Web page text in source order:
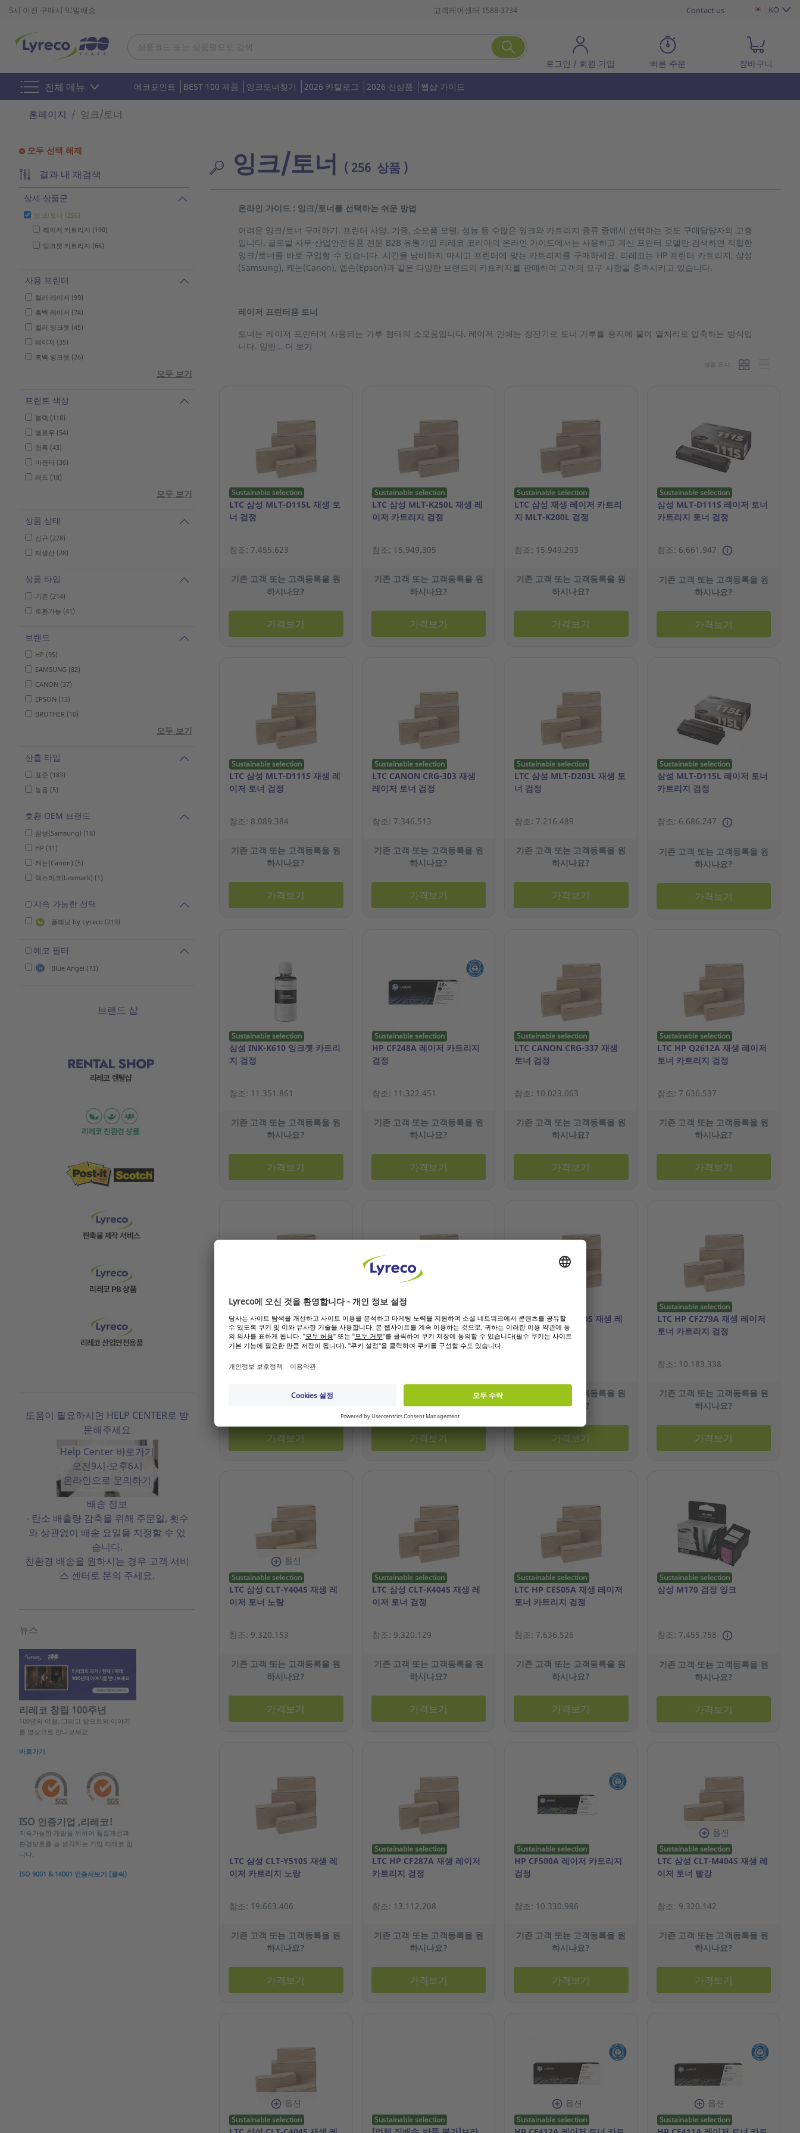
5시 이전 구매시 익일배송 고객케어센터 1588-3734 Contact us KO
로그인 / 회원 가입 빠른 주문 장바구니
전체 메뉴 에코포인트 BEST 100 제품 잉크토너찾기 2026 카탈로그 2026 신상품 웹샵 가이드
홈페이지 잉크/토너
모두 선택 해제
결과 내 재검색
상세 상품군
잉크/토너 (256)
레이저 카트리지 (190)
잉크젯 카트리지 (66)
사용 프린터
컬러 레이저 (99)
흑백 레이저 (74)
컬러 잉크젯 (45)
레이저 (35)
흑백 잉크젯 (26)
모두 보기
프린트 색상
블랙 (118)
옐로우 (54)
청록 (43)
마젠타 (36)
레드 (18)
모두 보기
상품 상태
신규 (228)
재생산 (28)
상품 타입
기존 (214)
호환가능 (41)
브랜드
HP (95)
SAMSUNG (82)
CANON (37)
EPSON (13)
BROTHER (10)
모두 보기
산출 타입
표준 (183)
높음 (5)
호환 OEM 브랜드
삼성(Samsung) (18)
HP (11)
캐논(Canon) (5)
렉스마크(Lexmark) (1)
지속 가능한 선택
플래닛 by Lyreco (219)
에코 필터
Blue Angel (73)
브랜드 샵
도움이 필요하시면 HELP CENTER로 방
문해주세요
Help Center 바로가기
오전9시-오후6시
온라인으로 문의하기
배송 정보
- 탄소 배출량 감축을 위해 주문일, 횟수
와 상관없이 배송 요일을 지정할 수 있
습니다.
친환경 배송을 원하시는 경우 고객 서비
스 센터로 문의 주세요.
뉴스
리레코 창립 100주년
100년의 여정, 그리고 앞으로의 이야기
를 영상으로 만나보세요
바로가기
ISO 인증기업 ,리레코!
지속가능한 개발을 위하여 품질개선과
환경보호를 늘 생각하는 기업 리레코 입
니다.
ISO 9001 & 14001 인증서보기 (클릭)
잉크/토너 ( 256 상품 )
온라인 가이드 : 잉크/토너를 선택하는 쉬운 방법
어려운 잉크/토너 구매하기. 프린터 사양, 기종, 소모품 모델, 성능 등 수많은 잉크와 카트리지 종류 중에서 선택하는 것도 구매담당자의 고충
입니다. 글로벌 사무·산업안전용품 전문 B2B 유통기업 리레코 코리아의 온라인 가이드에서는 사용하고 계신 프린터 모델만 검색하면 적합한
잉크/토너를 바로 구입할 수 있습니다. 시간을 낭비하지 마시고 프린터에 맞는 카트리지를 구매하세요. 리레코는 HP 프린터 카트리지, 삼성
(Samsung), 캐논(Canon), 엡손(Epson)과 같은 다양한 브랜드의 카트리지를 판매하여 고객의 요구 사항을 충족시키고 있습니다.
레이저 프린터용 토너
토너는 레이저 프린터에 사용되는 가루 형태의 소모품입니다. 레이저 인쇄는 정전기로 토너 가루를 용지에 붙여 열처리로 압축하는 방식입
니다. 일반… 더 보기
상품 표시:
Sustainable selection
LTC 삼성 MLT-D115L 재생 토
너 검정
참조: 7.455.623
기존 고객 또는 고객등록을 원
하시나요?
가격보기
Sustainable selection
LTC 삼성 MLT-K250L 재생 레
이저 카트리지 검정
참조: 15.949.305
기존 고객 또는 고객등록을 원
하시나요?
가격보기
Sustainable selection
LTC 삼성 재생 레이저 카트리
지 MLT-K200L 검정
참조: 15.949.293
기존 고객 또는 고객등록을 원
하시나요?
가격보기
Sustainable selection
삼성 MLT-D111S 레이저 토너
카트리지 토너 검정
참조: 6.661.947
기존 고객 또는 고객등록을 원
하시나요?
가격보기
Sustainable selection
LTC 삼성 MLT-D111S 재생 레
이저 토너 검정
참조: 8.089.384
기존 고객 또는 고객등록을 원
하시나요?
가격보기
Sustainable selection
LTC CANON CRG-303 재생
레이저 토너 검정
참조: 7.346.513
기존 고객 또는 고객등록을 원
하시나요?
가격보기
Sustainable selection
LTC 삼성 MLT-D203L 재생 토
너 검정
참조: 7.216.489
기존 고객 또는 고객등록을 원
하시나요?
가격보기
Sustainable selection
삼성 MLT-D115L 레이저 토너
카트리지 검정
참조: 6.686.247
기존 고객 또는 고객등록을 원
하시나요?
가격보기
Sustainable selection
삼성 INK-K610 잉크젯 카트리
지 검정
참조: 11.351.861
기존 고객 또는 고객등록을 원
하시나요?
가격보기
Sustainable selection
HP CF248A 레이저 카트리지
검정
참조: 11.322.451
기존 고객 또는 고객등록을 원
하시나요?
가격보기
Sustainable selection
LTC CANON CRG-337 재생
토너 검정
참조: 10.023.063
기존 고객 또는 고객등록을 원
하시나요?
가격보기
Sustainable selection
LTC HP Q2612A 재생 레이저
토너 카트리지 검정
참조: 7.636.537
기존 고객 또는 고객등록을 원
하시나요?
가격보기
LTC 삼성 CLT-M510S 재생 레
이저 카트리지 빨강
참조: 19.663.394
기존 고객 또는 고객등록을 원
가격보기
LTC 삼성 CLT-C510S 재생 레
이저 카트리지 파랑
기존 고객 또는 고객등록을 원
하시나요?
가격보기
LTC 삼성 CLT-K510S 재생 레
이저 카트리지 검정
기존 고객 또는 고객등록을 원
하시나요?
가격보기
Sustainable selection
LTC HP CF279A 재생 레이저
토너 카트리지 검정
참조: 10.183.338
기존 고객 또는 고객등록을 원
하시나요?
가격보기
옵션
Sustainable selection
LTC 삼성 CLT-Y404S 재생 레
이저 토너 노랑
참조: 9.320.153
기존 고객 또는 고객등록을 원
하시나요?
가격보기
Sustainable selection
LTC 삼성 CLT-K404S 재생 레
이저 토너 검정
참조: 9.320.129
기존 고객 또는 고객등록을 원
하시나요?
가격보기
Sustainable selection
LTC HP CE505A 재생 레이저
토너 카트리지 검정
참조: 7.636.526
기존 고객 또는 고객등록을 원
하시나요?
가격보기
Sustainable selection
삼성 M170 검정 잉크
참조: 7.455.758
기존 고객 또는 고객등록을 원
하시나요?
가격보기
LTC 삼성 CLT-Y510S 재생 레
이저 카트리지 노랑
참조: 19.663.406
기존 고객 또는 고객등록을 원
하시나요?
가격보기
Sustainable selection
LTC HP CF287A 재생 레이저
카트리지 검정
참조: 13.112.208
기존 고객 또는 고객등록을 원
하시나요?
가격보기
Sustainable selection
HP CF500A 레이저 카트리지
검정
참조: 10.330.986
기존 고객 또는 고객등록을 원
하시나요?
가격보기
옵션
Sustainable selection
LTC 삼성 CLT-M404S 재생 레
이저 토너 빨강
참조: 9.320.142
기존 고객 또는 고객등록을 원
하시나요?
가격보기
옵션
Sustainable selection Sustainable selection
옵션
Sustainable selection
옵션
Sustainable selection